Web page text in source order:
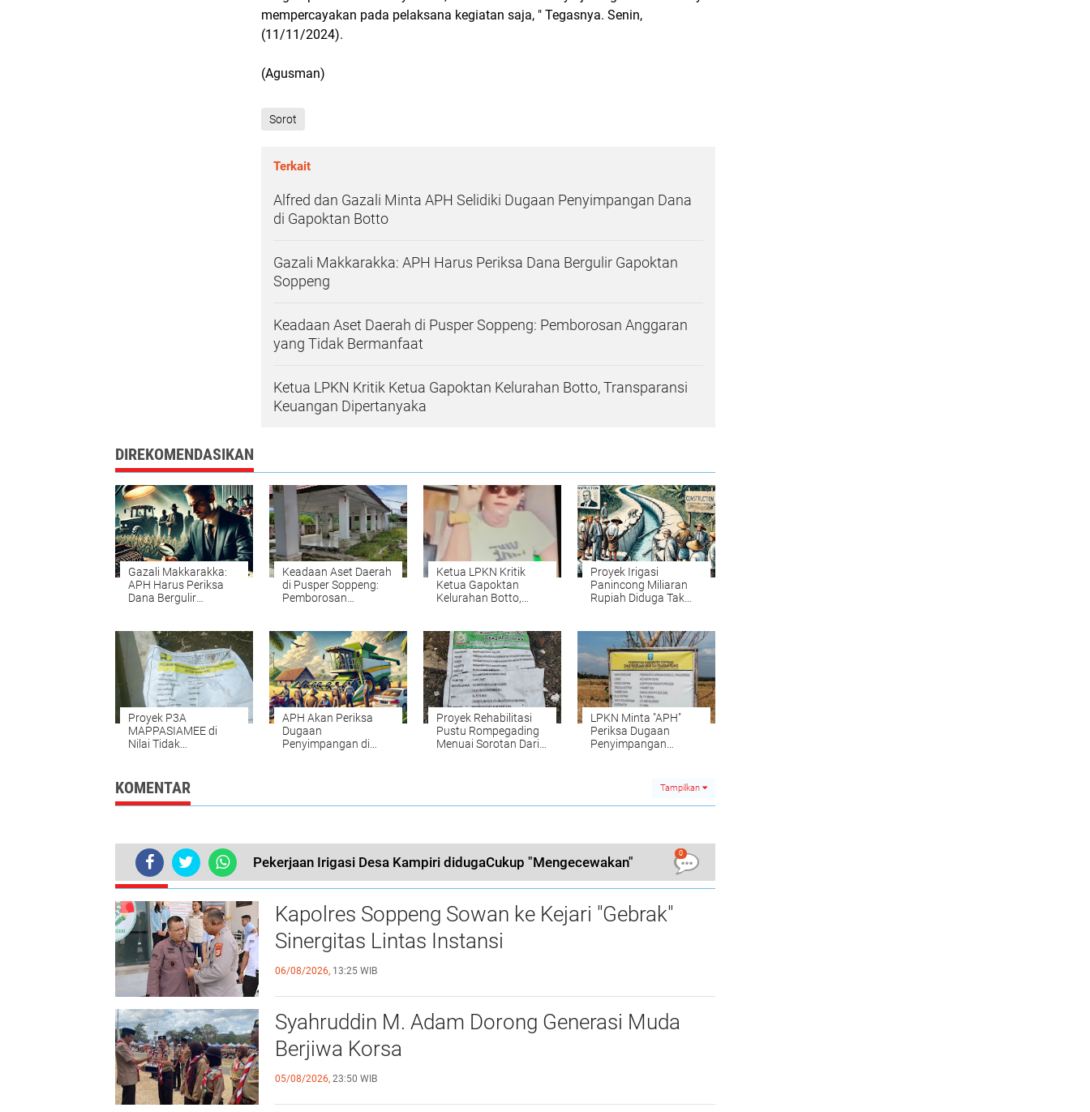
mempercayakan pada pelaksana kegiatan saja, " Tegasnya. Senin,
(11/11/2024).
(Agusman)
Sorot
Terkait
Alfred dan Gazali Minta APH Selidiki Dugaan Penyimpangan Dana
di Gapoktan Botto
Gazali Makkarakka: APH Harus Periksa Dana Bergulir Gapoktan
Soppeng
Keadaan Aset Daerah di Pusper Soppeng: Pemborosan Anggaran
yang Tidak Bermanfaat
Ketua LPKN Kritik Ketua Gapoktan Kelurahan Botto, Transparansi
Keuangan Dipertanyaka
DIREKOMENDASIKAN
Gazali Makkarakka:
APH Harus Periksa
Dana Bergulir
Keadaan Aset Daerah
di Pusper Soppeng:
Pemborosan
Ketua LPKN Kritik
Ketua Gapoktan
Kelurahan Botto,
Dipertanyaka
Proyek Irigasi
Panincong Miliaran
Rupiah Diduga Tak
Proyek P3A
MAPPASIAMEE di
Nilai Tidak
APH Akan Periksa
Dugaan
Penyimpangan di
Proyek Rehabilitasi
Pustu Rompegading
Menuai Sorotan Dari
LPKN Minta "APH"
Periksa Dugaan
Penyimpangan
KOMENTAR Tampilkan
Pekerjaan Irigasi Desa Kampiri didugaCukup "Mengecewakan"
0
TERKINI
Kapolres Soppeng Sowan ke Kejari "Gebrak"
Sinergitas Lintas Instansi ‎
06/08/2026, 13:25 WIB
Syahruddin M. Adam Dorong Generasi Muda
Berjiwa Korsa ‎
05/08/2026, 23:50 WIB